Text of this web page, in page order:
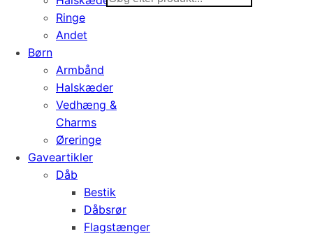
Ringe
Andet
Børn
Armbånd
Halskæder
Vedhæng &
Charms
Øreringe
Gaveartikler
Dåb
Bestik
Dåbsrør
Flagstænger